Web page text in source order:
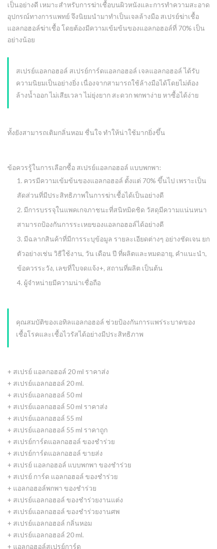
เป็นอย่างดี เหมาะสำหรับการฆ่าเชื้อบนผิวหนังและการทำความสะอาด
อุปกรณ์ทางการแพทย์ จึงนิยมนำมาทำเป็นเจลล้างมือ สเปรย์ฆ่าเชื้อ
แอลกอฮอล์ฆ่าเชื้อ โดยต้องมีความเข้มข้นของแอลกอฮอล์ที่ 70% เป็น
อย่างน้อย
สเปรย์แอลกอฮอล์ สเปรย์การ์ดแอลกอฮอล์ เจลแอลกอฮอล์ ได้รับ
ความนิยมเป็นอย่างยิ่ง เนื่องจากสามารถใช้ล้างมือได้โดยไม่ต้อง
ล้างน้ำออก ไม่เสียเวลา ไม่ยุ่งยาก สะดวก พกพาง่าย หาซื้อได้ง่าย
ทั้งยังสามารถเติมกลิ่นหอม ชื่นใจ ทำให้น่าใช้มากยิ่งขึ้น
ข้อควรรู้ในการเลือกซื้อ สเปรย์แอลกอฮอล์ แบบพกพา:
ควรมีความเข้มข้นของแอลกอฮอล์ ตั้งแต่ 70% ขึ้นไป เพราะเป็น
สัดส่วนที่มีประสิทธิภาพในการฆ่าเชื้อได้เป็นอย่างดี
มีการบรรจุในแพคเกจภาชนะที่สนิทมิดชิด วัสดุมีความแน่นหนา
สามารถป้องกันการระเหยของแอลกอฮอล์ได้อย่างดี
มีฉลากสินค้าที่มีการระบุข้อมูล รายละเอียดต่างๆ อย่างชัดเจน ยก
ตัวอย่างเช่น วิธีใช้งาน, วัน เดือน ปี ที่ผลิตและหมดอายุ, คำแนะนำ,
ข้อควรระวัง, เลขที่ใบจดแจ้ง+, สถานที่ผลิต เป็นต้น
ผู้จำหน่ายมีความน่าเชื่อถือ
คุณสมบัติของเอทิลแอลกอฮอล์ ช่วยป้องกันการแพร่ระบาดของ
เชื้อโรคและเชื้อไวรัสได้อย่างมีประสิทธิภาพ
+ สเปรย์ แอลกอฮอล์ 20 ml ราคาส่ง
+ สเปรย์แอลกอฮอล์ 20 ml.
+ สเปรย์แอลกอฮอล์ 50 ml
+ สเปรย์แอลกอฮอล์ 50 ml ราคาส่ง
+ สเปรย์แอลกอฮอล์ 55 ml
+ สเปรย์แอลกอฮอล์ 55 ml ราคาถูก
+ สเปรย์การ์ดแอลกอฮอล์ ของชําร่วย
+ สเปรย์การ์ดแอลกอฮอล์ ขายส่ง
+ สเปรย์ แอลกอฮอล์ แบบพกพา ของชําร่วย
+ สเปรย์ การ์ด แอลกอฮอล์ ของชําร่วย
+ แอลกอฮอล์พกพา ของชําร่วย
+ สเปรย์แอลกอฮอล์ ของชำร่วยงานแต่ง
+ สเปรย์แอลกอฮอล์ ของชำร่วยงานศพ
+ สเปรย์แอลกอฮอล์ กลิ่นหอม
+ สเปรย์แอลกอฮอล์ 20 ml.
+ แอลกอฮอล์สเปรย์การ์ด